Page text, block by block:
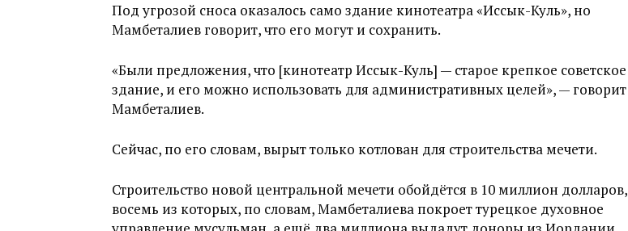
Под угрозой сноса оказалось само здание кинотеатра «Иссык-Куль», но
Мамбеталиев говорит, что его могут и сохранить.
«Были предложения, что [кинотеатр Иссык-Куль] — старое крепкое советское
здание, и его можно использовать для административных целей», — говорит
Мамбеталиев.
Сейчас, по его словам, вырыт только котлован для строительства мечети.
Строительство новой центральной мечети обойдётся в 10 миллион долларов,
восемь из которых, по словам, Мамбеталиева покроет турецкое духовное